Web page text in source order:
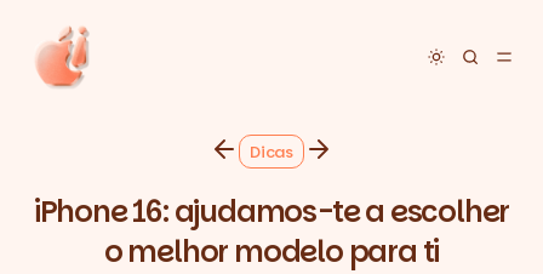
Toggle
Dicas
iPhone 16: ajudamos-te a escolher
o melhor modelo para ti